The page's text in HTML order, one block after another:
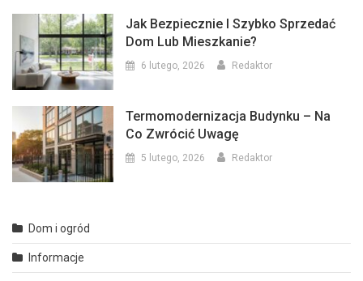
Jak Bezpiecznie I Szybko Sprzedać
Dom Lub Mieszkanie?
6 lutego, 2026 Redaktor
Termomodernizacja Budynku – Na
Co Zwrócić Uwagę
5 lutego, 2026 Redaktor
Dom i ogród
Informacje